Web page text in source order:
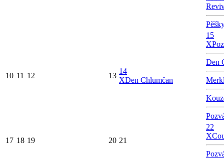
10 11 12 13
14
XDen Chlumčan
15
X
Den
17 18 19 20 21
22
X